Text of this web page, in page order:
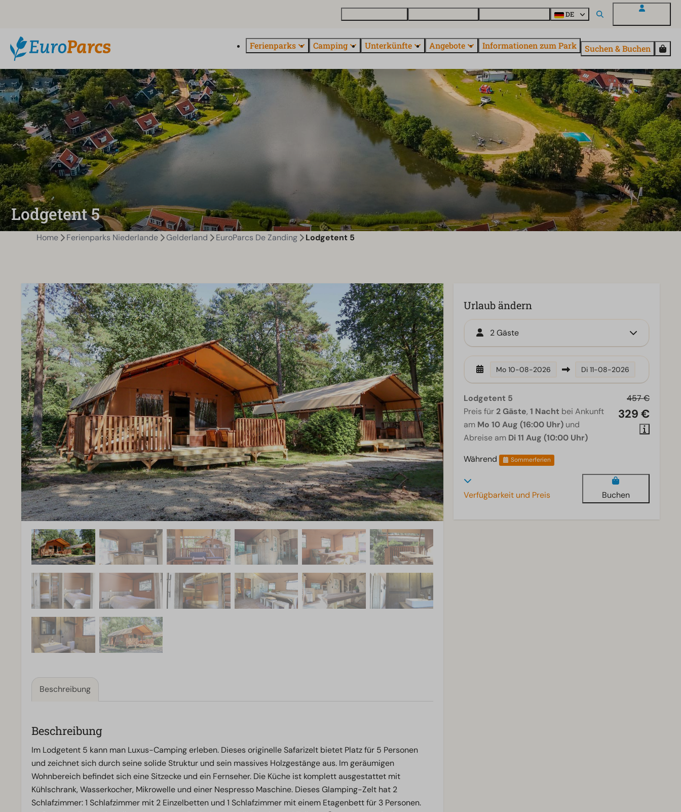
DE
Ferienparks Camping Unterkünfte Angebote Informationen zum Park Suchen & Buchen
Lodgetent 5
Home Ferienparks Niederlande Gelderland EuroParcs De Zanding Lodgetent 5
Beschreibung
Beschreibung
Im Lodgetent 5 kann man Luxus-Camping erleben. Dieses originelle Safarizelt bietet Platz für 5 Personen
und zeichnet sich durch seine solide Struktur und sein massives Holzgestänge aus. Im geräumigen
Wohnbereich befindet sich eine Sitzecke und ein Fernseher. Die Küche ist komplett ausgestattet mit
Kühlschrank, Wasserkocher, Mikrowelle und einer Nespresso Maschine. Dieses Glamping-Zelt hat 2
Schlafzimmer: 1 Schlafzimmer mit 2 Einzelbetten und 1 Schlafzimmer mit einem Etagenbett für 3 Personen.
Urlaub ändern
2 Gäste
Mo 10-08-2026 Di 11-08-2026
457 €
329 €
Lodgetent 5
Preis für 2 Gäste,1 Nacht bei Ankunft
am Mo 10 Aug (16:00 Uhr) und
Abreise am Di 11 Aug (10:00 Uhr)
Während
Sommerferien
Verfügbarkeit und Preis Buchen